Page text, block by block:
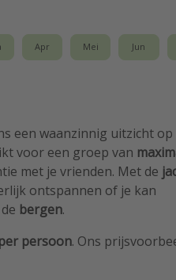
Apr Mei Jun
een waanzinnig uitzicht op
voor een groep van
met je vrienden. Met de
ontspannen of je kan
bergen.
persoon. Ons